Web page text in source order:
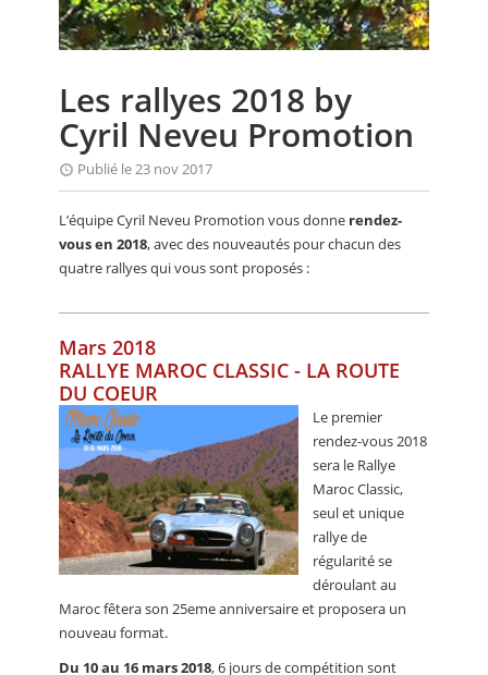
FOCUS
ANNUAIRES
PETITES ANNONCES
Les rallyes 2018 by
Cyril Neveu Promotion
Publié le 23 nov 2017
L’équipe Cyril Neveu Promotion vous donne rendez-
vous en 2018, avec des nouveautés pour chacun des
quatre rallyes qui vous sont proposés :
Mars 2018
RALLYE MAROC CLASSIC - LA ROUTE
DU COEUR
Le premier
rendez-vous 2018
sera le Rallye
Maroc Classic,
seul et unique
rallye de
régularité se
déroulant au
Maroc fêtera son 25eme anniversaire et proposera un
nouveau format.
Du 10 au 16 mars 2018, 6 jours de compétition sont